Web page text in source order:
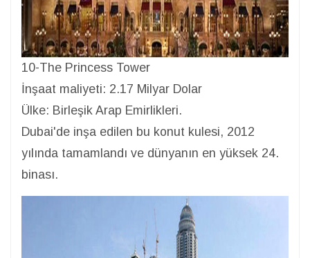
10-The Princess Tower
İnşaat maliyeti: 2.17 Milyar Dolar
Ülke: Birleşik Arap Emirlikleri.
Dubai'de inşa edilen bu konut kulesi, 2012
yılında tamamlandı ve dünyanın en yüksek 24.
binası.